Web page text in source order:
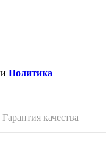
Политика
Гарантия качества